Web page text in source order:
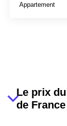
Appartement
Le prix
de France